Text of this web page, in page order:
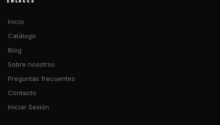
Inicio
Catálogo
Blog
Sobre nosotros
Preguntas frecuentes
Contacto
Iniciar Sesión